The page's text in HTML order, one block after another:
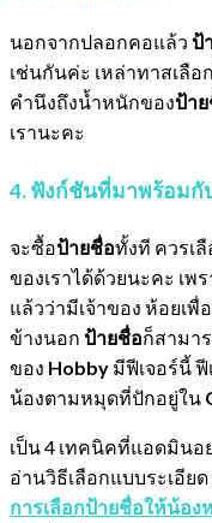
นอกจากปลอกคอแล้ว ป้
เช่นกันค่ะ เหล่าทาสเลื
คำนึงถึงน้ำหนักของป้า
เรานะคะ
4. ฟังก์ชันที่มาพร้อมกั
จะซื้อป้ายชื่อทั้งที ควรเลื
ของเราได้ด้วยนะคะ เ
แล้วว่ามีเจ้าของ ห้อยเ
ข้างนอก ป้ายชื่อก็สามา
ของ Hobby มีฟีเจอร์นี้
น้องตามหมุดที่ปักอยู่ใน
เป็น 4 เทคนิคที่แอดมิน
อ่านวิธีเลือกแบบระเอีย
การเลือกป้ายชื่อให้น้อ